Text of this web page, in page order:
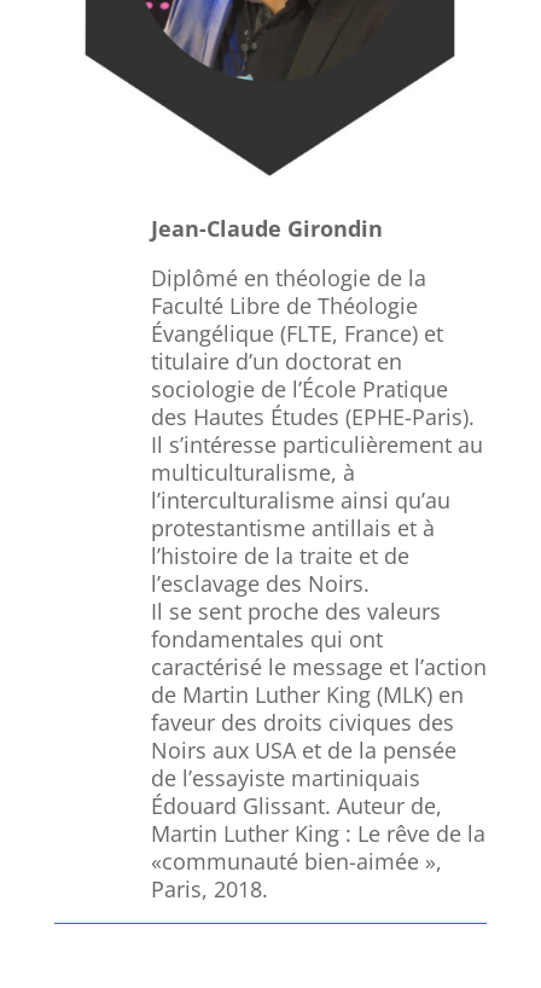
Jean-Claude Girondin
Diplômé en théologie de la
Faculté Libre de Théologie
Évangélique (FLTE, France) et
titulaire d’un doctorat en
sociologie de l’École Pratique
des Hautes Études (EPHE-Paris).
Il s’intéresse particulièrement au
multiculturalisme, à
l’interculturalisme ainsi qu’au
protestantisme antillais et à
l’histoire de la traite et de
l’esclavage des Noirs.
Il se sent proche des valeurs
fondamentales qui ont
caractérisé le message et l’action
de Martin Luther King (MLK) en
faveur des droits civiques des
Noirs aux USA et de la pensée
de l’essayiste martiniquais
Édouard Glissant. Auteur de,
Martin Luther King : Le rêve de la
«communauté bien-aimée »,
Paris, 2018.